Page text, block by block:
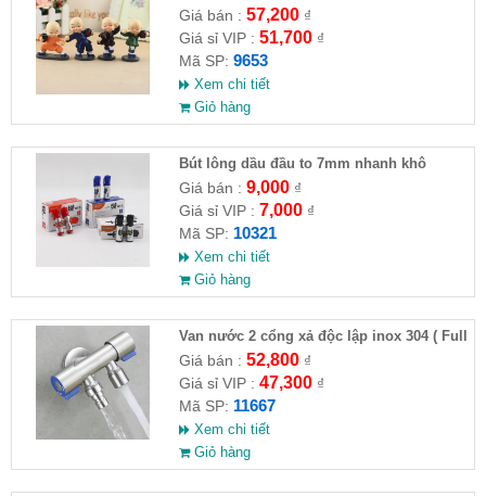
HĐ )
Giá bán : 57,200₫
Giá sỉ VIP : 51,700₫
Mã SP: 9653
Xem chi tiết
Giỏ hàng
Bút lông dầu đầu to 7mm nhanh khô
Giá bán : 9,000₫
Giá sỉ VIP : 7,000₫
Mã SP: 10321
Xem chi tiết
Giỏ hàng
Van nước 2 cổng xả độc lập inox 304 ( Full
VAT )
Giá bán : 52,800₫
Giá sỉ VIP : 47,300₫
Mã SP: 11667
Xem chi tiết
Giỏ hàng